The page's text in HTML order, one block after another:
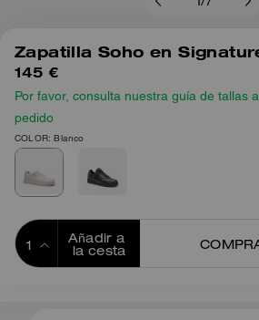
/ 7
Zapatilla Soho en
145 €
Por favor, consulta nuestra guía de tallas
pedido
COLOR: Blanco
Añadir a
la cesta